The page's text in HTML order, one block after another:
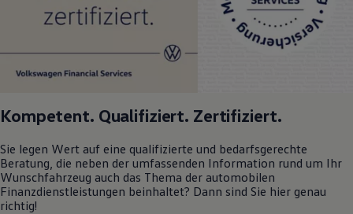
Kompetent. Qualifiziert. Zertifiziert.
Sie legen Wert auf eine qualifizierte und bedarfsgerechte
Beratung, die neben der umfassenden Information rund um Ihr
Wunschfahrzeug auch das Thema der automobilen
Finanzdienstleistungen beinhaltet? Dann sind Sie hier genau
richtig!